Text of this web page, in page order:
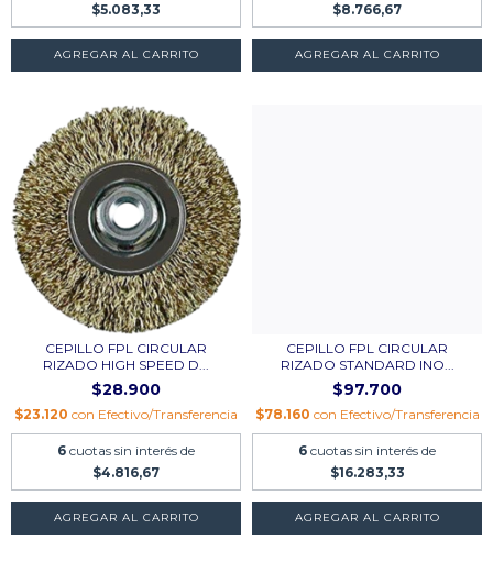
$5.083,33
$8.766,67
CEPILLO FPL CIRCULAR
RIZADO HIGH SPEED D...
$28.900
$23.120 con Efectivo/Transferencia
6 cuotas sin interés de
$4.816,67
CEPILLO FPL CIRCULAR
RIZADO STANDARD INO...
$97.700
$78.160 con Efectivo/Transferencia
6 cuotas sin interés de
$16.283,33